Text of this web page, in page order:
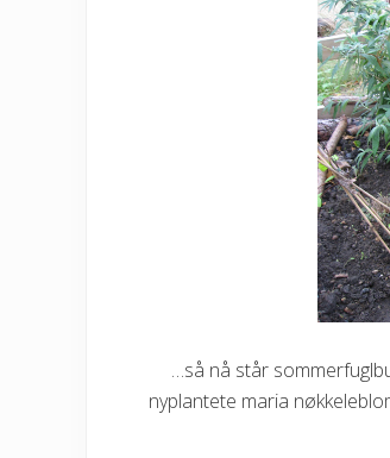
…så nå står
nyplantete maria